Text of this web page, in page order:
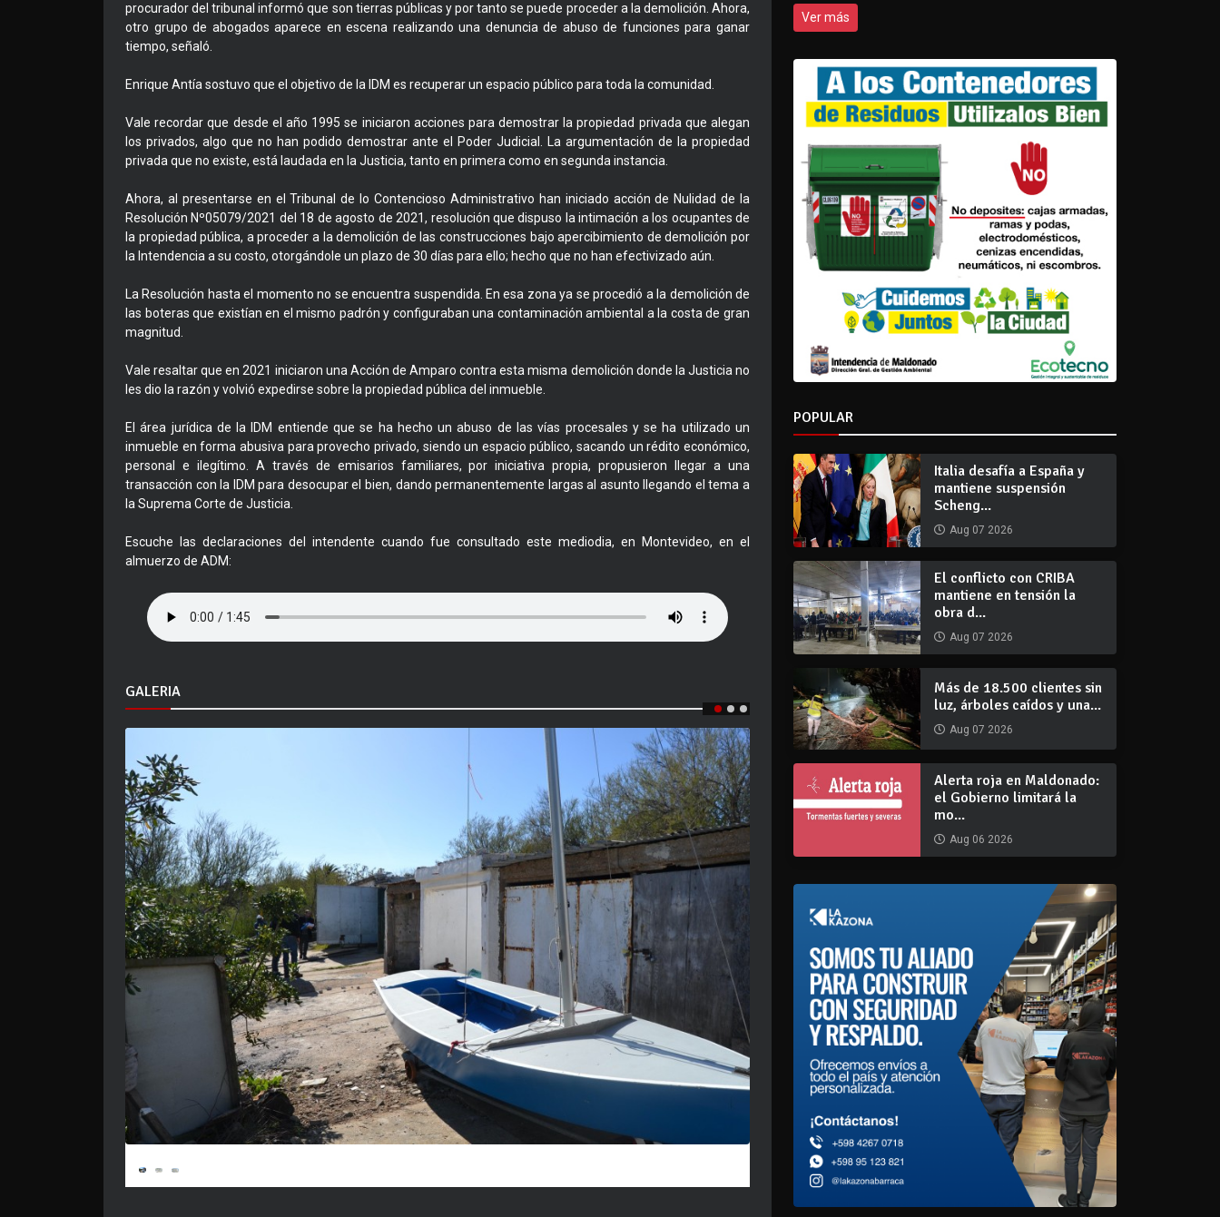
procurador del tribunal informó que son tierras públicas y por tanto se puede proceder a la demolición. Ahora,
otro grupo de abogados aparece en escena realizando una denuncia de abuso de funciones para ganar
tiempo, señaló.
Enrique Antía sostuvo que el objetivo de la IDM es recuperar un espacio público para toda la comunidad.
Vale recordar que desde el año 1995 se iniciaron acciones para demostrar la propiedad privada que alegan
los privados, algo que no han podido demostrar ante el Poder Judicial. La argumentación de la propiedad
privada que no existe, está laudada en la Justicia, tanto en primera como en segunda instancia.
Ahora, al presentarse en el Tribunal de lo Contencioso Administrativo han iniciado acción de Nulidad de la
Resolución Nº05079/2021 del 18 de agosto de 2021, resolución que dispuso la intimación a los ocupantes de
la propiedad pública, a proceder a la demolición de las construcciones bajo apercibimiento de demolición por
la Intendencia a su costo, otorgándole un plazo de 30 días para ello; hecho que no han efectivizado aún.
La Resolución hasta el momento no se encuentra suspendida. En esa zona ya se procedió a la demolición de
las boteras que existían en el mismo padrón y configuraban una contaminación ambiental a la costa de gran
magnitud.
Vale resaltar que en 2021 iniciaron una Acción de Amparo contra esta misma demolición donde la Justicia no
les dio la razón y volvió expedirse sobre la propiedad pública del inmueble.
El área jurídica de la IDM entiende que se ha hecho un abuso de las vías procesales y se ha utilizado un
inmueble en forma abusiva para provecho privado, siendo un espacio público, sacando un rédito económico,
personal e ilegítimo. A través de emisarios familiares, por iniciativa propia, propusieron llegar a una
transacción con la IDM para desocupar el bien, dando permanentemente largas al asunto llegando el tema a
la Suprema Corte de Justicia.
Escuche las declaraciones del intendente cuando fue consultado este mediodia, en Montevideo, en el
almuerzo de ADM:
GALERIA
Ver más
POPULAR
Italia desafía a España y
mantiene suspensión
Scheng...
Aug 07 2026
El conflicto con CRIBA
mantiene en tensión la
obra d...
Aug 07 2026
Más de 18.500 clientes sin
luz, árboles caídos y una...
Aug 07 2026
Alerta roja en Maldonado:
el Gobierno limitará la
mo...
Aug 06 2026